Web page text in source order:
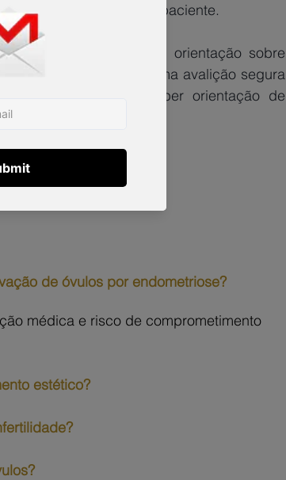
e a dignidade da paciente.
práticas, com orientação sobre
envolvidos. Para uma avalição segura
WhatsApp e receber orientação de
de óvulos por endometriose?
médica e risco de comprometimento
estético?